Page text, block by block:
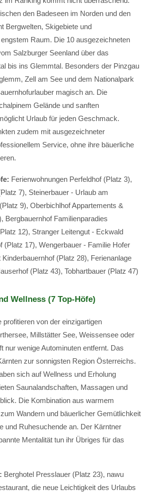
den Badeseen im Norden und den
Bergwelten, Skigebiete und
Raum. Die 10 ausgezeichneten
Salzburger Seenland über das
bis ins Glemmtal. Besonders der Pinzgau
Zell am See und dem Nationalpark
magisch an. Die
Gelände und sanften
Urlaub für jeden Geschmack.
zudem mit ausgezeichneter
Service, ohne ihre bäuerliche
Ferienwohnungen Perfeldhof (Platz 3),
7), Steinerbauer - Urlaub am
9), Oberbichlhof Appartements &
Bergbauernhof Familienparadies
12), Stranger Leitengut - Eckwald
(Platz 17), Wengerbauer - Familie Hofer
Kinderbauernhof (Platz 28), Ferienanlage
(Platz 43), Tobhartbauer (Platz 47)
Wellness (7 Top-Höfe)
profitieren von der einzigartigen
Millstätter See, Weissensee oder
nur wenige Autominuten entfernt. Das
zur sonnigsten Region Österreichs.
sich auf Wellness und Erholung
Saunalandschaften, Massagen und
Die Kombination aus warmem
Wandern und bäuerlicher Gemütlichkeit
und Ruhesuchende an. Der Kärntner
Mentalität tun ihr Übriges für das
Berghotel Presslauer (Platz 23), nawu
die neue Leichtigkeit des Urlaubs